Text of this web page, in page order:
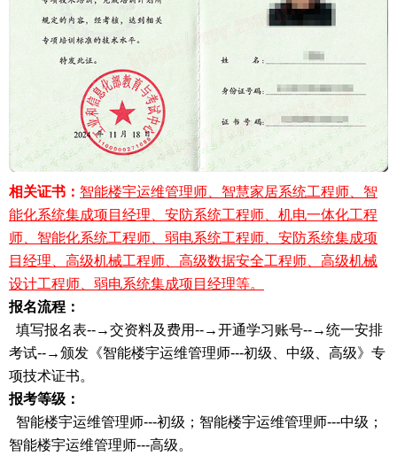
相关证书： 智能楼宇运维管理师、智慧家居系统工程师、智
能化系统集成项目经理、安防系统工程师、机电一体化工程
师、智能化系统工程师、弱电系统工程师、安防系统集成项
目经理、高级机械工程师、高级数据安全工程师、高级机械
设计工程师、弱电系统集成项目经理等。
报名流程：
填写报名表--→交资料及费用--→开通学习账号--→统一安排
考试--→颁发《智能楼宇运维管理师---初级、中级、高级》专
项技术证书。
报考等级：
智能楼宇运维管理师---初级；智能楼宇运维管理师---中级；
智能楼宇运维管理师---高级。